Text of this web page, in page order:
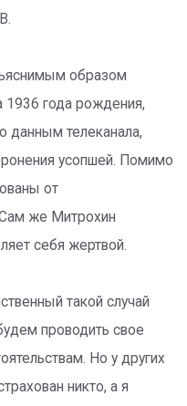
образом
1936 года рождения,
данным телеканала,
усопшей. Помимо
от
же Митрохин
себя жертвой.
такой случай
проводить свое
Но у других
никто, а я